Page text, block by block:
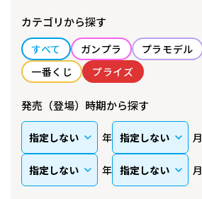
カテゴリから探す
すべて ガンプラ プラモデル
一番くじ
プライズ
発売（登場）時期から探す
年 月
年 月